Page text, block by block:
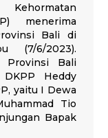
menerima
Bali di
(7/6/2023).
Provinsi Bali
Heddy
yaitu I Dewa
Tio
Bapak